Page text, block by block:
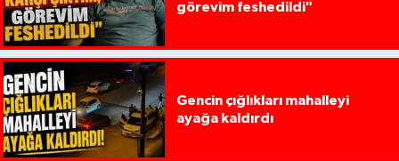
görevim feshedildi"
Gencin çığlıkları mahalleyi
ayağa kaldırdı